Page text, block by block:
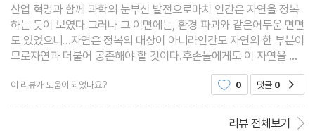
산업 혁명과 함께 과학의 눈부신 발전으로마치 인간은 자연을 정복
하는 듯이 보였다.그러나 그 이면에는, 환경 파괴와 같은어두운 면면
도 있었으니...자연은 정복의 대상이 아니라인간도 자연의 한 부분이
므로자연과 더불어 공존해야 할 것이다.후손들에게도 이 자연을 물
려줘야하므로환경 문제와 같은 깊은 고찰을 하게 해 준다.
이 리뷰가 도움이 되었나요? 0 댓글 0
리뷰 전체보기